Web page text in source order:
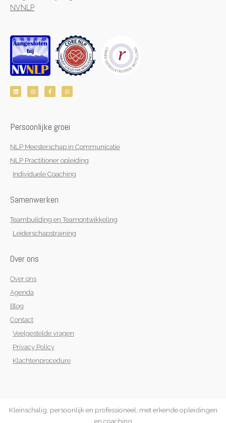
NVNLP
i
n
n
s
m
F
a
c
-
h
a
p
Persoonlijke groei
NLP Meesterschap in Communicatie
NLP Practitioner opleiding
Individuele Coaching
Samenwerken
Teambuilding en Teamontwikkeling
Leiderschapstraining
Over ons
Over ons
Agenda
Blog
Contact
Veelgestelde vragen
Privacy Policy
Klachtenprocedure
Kleinschalig, persoonlijk en professioneel, met erkende opleidingen
en coaching